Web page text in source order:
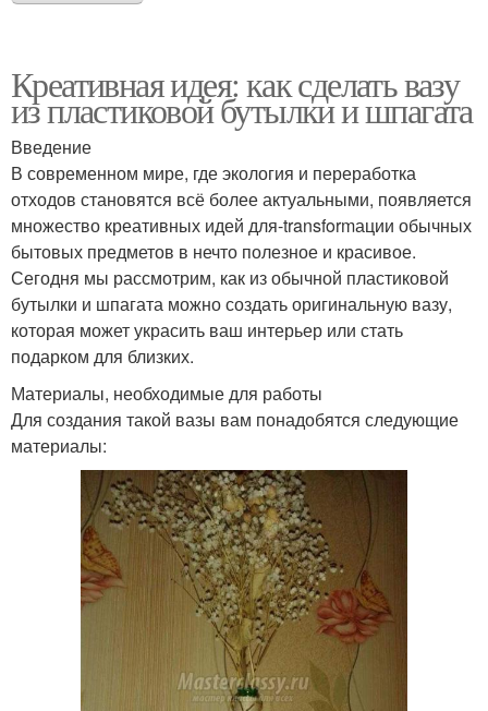
Креативная идея: как сделать вазу
из пластиковой бутылки и шпагата
Введение
В современном мире, где экология и переработка
отходов становятся всё более актуальными, появляется
множество креативных идей для-transformации обычных
бытовых предметов в нечто полезное и красивое.
Сегодня мы рассмотрим, как из обычной пластиковой
бутылки и шпагата можно создать оригинальную вазу,
которая может украсить ваш интерьер или стать
подарком для близких.
Материалы, необходимые для работы
Для создания такой вазы вам понадобятся следующие
материалы: